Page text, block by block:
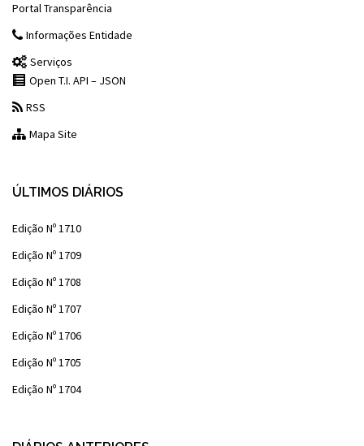
Portal Transparência
Informações Entidade
Serviços
Open T.I. API – JSON
RSS
Mapa Site
ÚLTIMOS DIÁRIOS
Edição Nº 1710
Edição Nº 1709
Edição Nº 1708
Edição Nº 1707
Edição Nº 1706
Edição Nº 1705
Edição Nº 1704